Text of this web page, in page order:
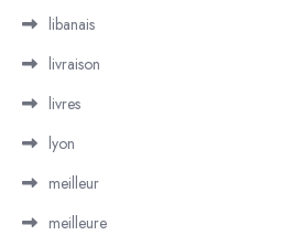
libanais
livraison
livres
lyon
meilleur
meilleure